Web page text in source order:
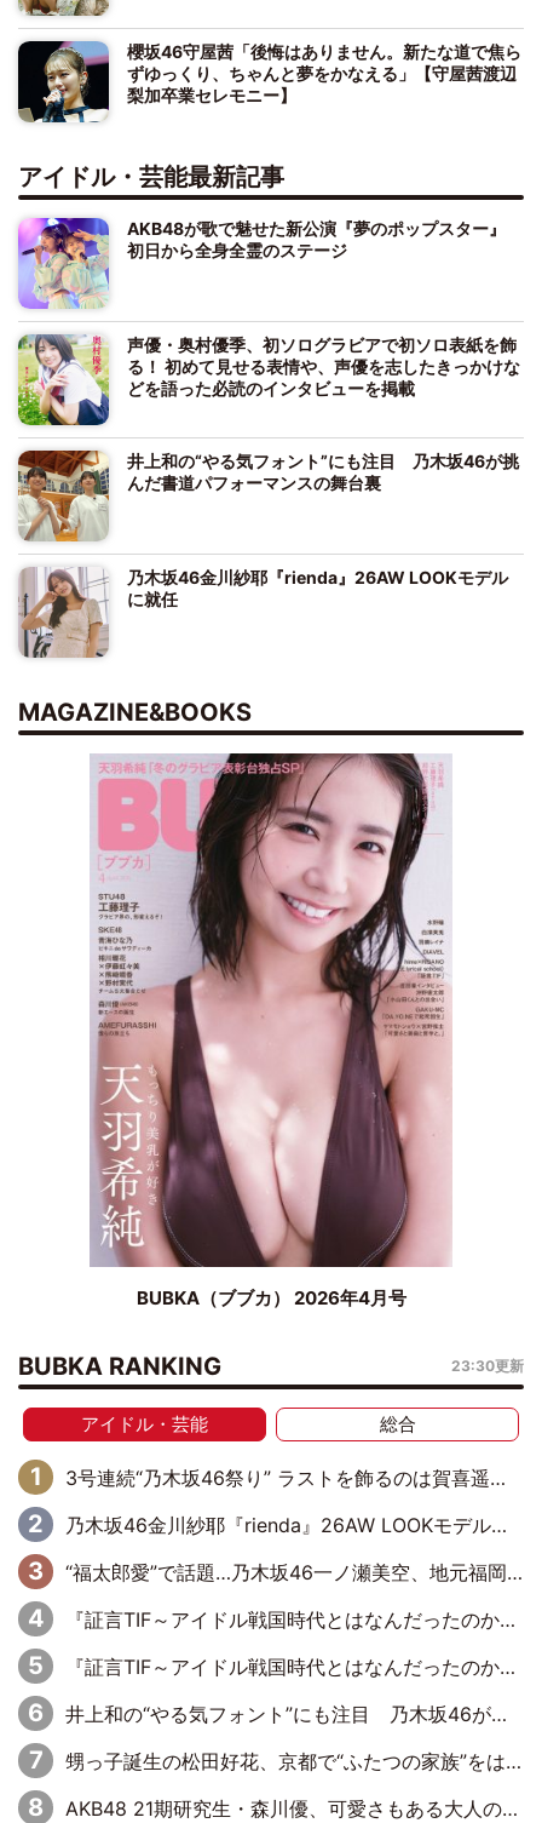
櫻坂46守屋茜「後悔はありません。新たな道で焦ら
ずゆっくり、ちゃんと夢をかなえる」【守屋茜渡辺
梨加卒業セレモニー】
アイドル・芸能最新記事
AKB48が歌で魅せた新公演『夢のポップスター』
初日から全身全霊のステージ
声優・奥村優季、初ソログラビアで初ソロ表紙を飾
る！ 初めて見せる表情や、声優を志したきっかけな
どを語った必読のインタビューを掲載
井上和の“やる気フォント”にも注目 乃木坂46が挑
んだ書道パフォーマンスの舞台裏
乃木坂46金川紗耶『rienda』26AW LOOKモデル
に就任
MAGAZINE&BOOKS
BUBKA（ブブカ） 2026年4月号
BUBKA RANKING 23:30更新
アイドル・芸能 総合
3号連続“乃木坂46祭り” ラストを飾るのは賀喜遥香…5年ぶりの登場に「5年分大人になった私を見ていただけたら」
乃木坂46金川紗耶『rienda』26AW LOOKモデルに就任
“福太郎愛”で話題…乃木坂46一ノ瀬美空、地元福岡『めんべい25周年トップサポーター』に就任
『証言TIF～アイドル戦国時代とはなんだったのか～』第6回：でんぱ組.inc・古川未鈴×相沢梨紗「『ハロプロやりたかったな』って言ったら、夢眠ねむさんに『てめえはでんぱ組．incなんだよ！』って肩パンされて(笑)」
『証言TIF～アイドル戦国時代とはなんだったのか～』第11回：私立恵比寿中学・真山りか×安本彩花「TIFで10年ぶりのキョンシーメイクをしたら、場を完全に引かせてしまって。時代が変わったんだなって」
井上和の“やる気フォント”にも注目 乃木坂46が挑んだ書道パフォーマンスの舞台裏
甥っ子誕生の松田好花、京都で“ふたつの家族”をはしご！ “母”黒谷友香に見送られ、“父”松岡昌宏とはハシゴ酒
AKB48 21期研究生・森川優、可愛さもある大人の女性に